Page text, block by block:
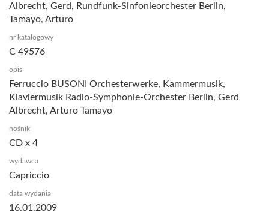
Albrecht, Gerd, Rundfunk-Sinfonieorchester Berlin,
Tamayo, Arturo
nr katalogowy
C 49576
opis
Ferruccio BUSONI Orchesterwerke, Kammermusik,
Klaviermusik Radio-Symphonie-Orchester Berlin, Gerd
Albrecht, Arturo Tamayo
nośnik
CD x 4
wydawca
Capriccio
data wydania
16.01.2009